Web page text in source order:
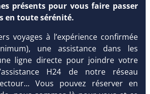
présents pour vous faire passer
en toute sérénité.
voyages à l’expérience confirmée
une assistance dans les
ligne directe pour joindre votre
H24 de notre réseau
Vous pouvez réserver en